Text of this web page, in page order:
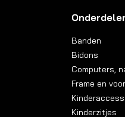
Banden
Bidons
Computers,
Frame en
Kinderzitjes